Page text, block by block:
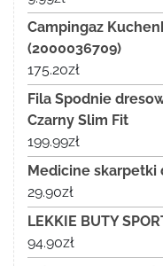
Campingaz
(2000036709)
175.20zł
Fila Spodnie
Czarny Slim Fit
199.99zł
Medicine skarpetki
29.90zł
LEKKIE BUTY
94.90zł